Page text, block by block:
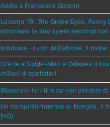
Addio a Francesco Guccini
Locarno 79: The Green Eyes, Fanny
affrontano la loro opera seconda
Insidious - Fuori dall'altrove, il
Grazie a Spider-Man e Odissea il
milioni di spettatori
Stasera in tv: i film da non perdere
Un tranquillo funerale di famiglia, il
[HD]